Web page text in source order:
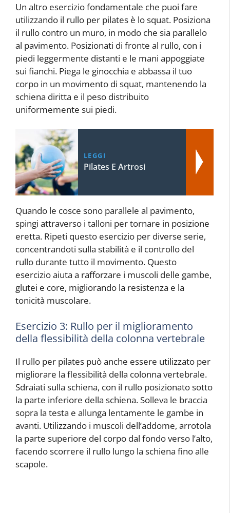
Un altro esercizio fondamentale che puoi fare
utilizzando il rullo per pilates è lo squat. Posiziona
il rullo contro un muro, in modo che sia parallelo
al pavimento. Posizionati di fronte al rullo, con i
piedi leggermente distanti e le mani appoggiate
sui fianchi. Piega le ginocchia e abbassa il tuo
corpo in un movimento di squat, mantenendo la
schiena diritta e il peso distribuito
uniformemente sui piedi.
LEGGI
Pilates E Artrosi
Quando le cosce sono parallele al pavimento,
spingi attraverso i talloni per tornare in posizione
eretta. Ripeti questo esercizio per diverse serie,
concentrandoti sulla stabilità e il controllo del
rullo durante tutto il movimento. Questo
esercizio aiuta a rafforzare i muscoli delle gambe,
glutei e core, migliorando la resistenza e la
tonicità muscolare.
Esercizio 3: Rullo per il miglioramento
della flessibilità della colonna vertebrale
Il rullo per pilates può anche essere utilizzato per
migliorare la flessibilità della colonna vertebrale.
Sdraiati sulla schiena, con il rullo posizionato sotto
la parte inferiore della schiena. Solleva le braccia
sopra la testa e allunga lentamente le gambe in
avanti. Utilizzando i muscoli dell’addome, arrotola
la parte superiore del corpo dal fondo verso l’alto,
facendo scorrere il rullo lungo la schiena fino alle
scapole.